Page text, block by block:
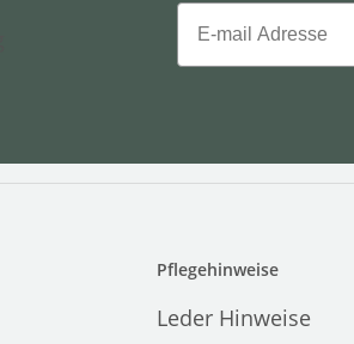
Email
Pflegehinweise
Leder Hinweise